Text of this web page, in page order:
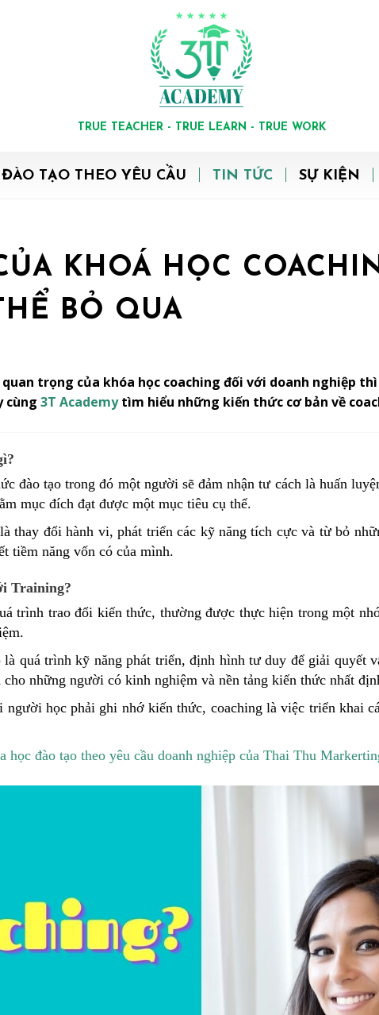
TRUE TEACHER - TRUE LEARN - TRUE WORK
ĐÀO TẠO THEO YÊU CẦU TIN TỨC SỰ KIỆN
KHOÁ HỌC
BỎ QUA
trọng của khóa học coaching đối với doanh nghiệp
cùng 3T Academytìm hiểu những kiến thức cơ bản về
đào tạo trong đó một người sẽ đảm nhận tư cách là huấn
mục đích đạt được một mục tiêu cụ thể.
thay đổi hành vi, phát triển các kỹ năng tích cực và từ bỏ
tiềm năng vốn có của mình.
Training?
trình trao đổi kiến thức, thường được thực hiện trong một
là quá trình kỹ năng phát triển, định hình tư duy để giải quyết
cho những người có kinh nghiệm và nền tảng kiến thức nhất
học phải ghi nhớ kiến ​​thức, coaching là việc triển khai
học đào tạo theo yêu cầu doanh nghiệp của Thai Thu